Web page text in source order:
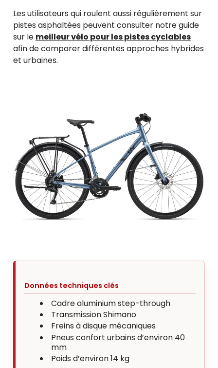
Les utilisateurs qui roulent aussi régulièrement sur
pistes asphaltées peuvent consulter notre guide
sur le meilleur vélo pour les pistes cyclables
afin de comparer différentes approches hybrides
et urbaines.
Données techniques clés
Cadre aluminium step-through
Transmission Shimano
Freins à disque mécaniques
Pneus confort urbains d’environ 40
mm
Poids d’environ 14 kg